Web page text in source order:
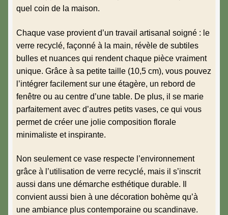
quel coin de la maison.
Chaque vase provient d’un travail artisanal soigné : le
verre recyclé, façonné à la main, révèle de subtiles
bulles et nuances qui rendent chaque pièce vraiment
unique. Grâce à sa petite taille (10,5 cm), vous pouvez
l’intégrer facilement sur une étagère, un rebord de
fenêtre ou au centre d’une table. De plus, il se marie
parfaitement avec d’autres petits vases, ce qui vous
permet de créer une jolie composition florale
minimaliste et inspirante.
Non seulement ce vase respecte l’environnement
grâce à l’utilisation de verre recyclé, mais il s’inscrit
aussi dans une démarche esthétique durable. Il
convient aussi bien à une décoration bohème qu’à
une ambiance plus contemporaine ou scandinave.